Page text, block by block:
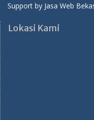
Support by Jasa Web
Lokasi Kami